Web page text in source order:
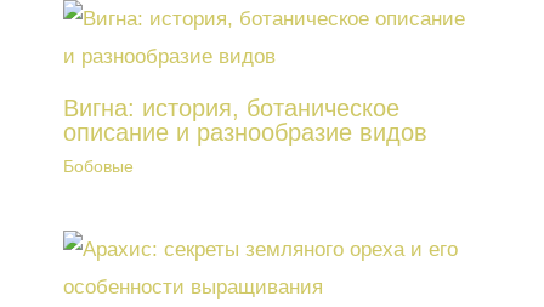
Вигна: история, ботаническое
описание и разнообразие видов
Бобовые